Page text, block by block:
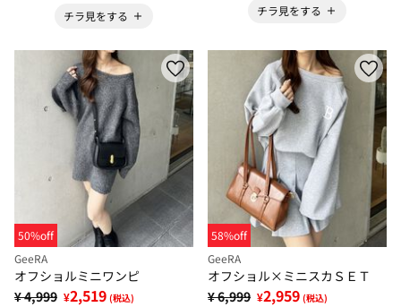
チラ見をする チラ見をする
50%off
GeeRA
オフショルミニワンピ
¥ 4,999 ¥2,519 (税込)
58%off
GeeRA
オフショル×ミニスカＳＥＴ
¥ 6,999 ¥2,959 (税込)